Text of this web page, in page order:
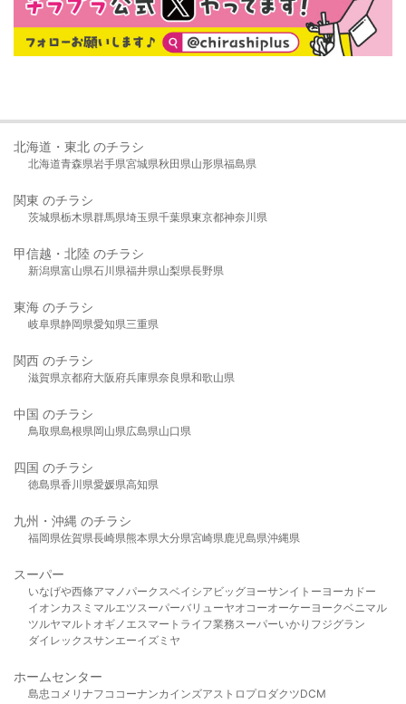
北海道・東北 のチラシ
北海道青森県岩手県宮城県秋田県山形県福島県
関東 のチラシ
茨城県栃木県群馬県埼玉県千葉県東京都神奈川県
甲信越・北陸 のチラシ
新潟県富山県石川県福井県山梨県長野県
東海 のチラシ
岐阜県静岡県愛知県三重県
関西 のチラシ
滋賀県京都府大阪府兵庫県奈良県和歌山県
中国 のチラシ
鳥取県島根県岡山県広島県山口県
四国 のチラシ
徳島県香川県愛媛県高知県
九州・沖縄 のチラシ
福岡県佐賀県長崎県熊本県大分県宮崎県鹿児島県沖縄県
スーパー
いなげや西條アマノパークスベイシア ビッグヨーサンイトーヨーカドー
イオンカスミ マルエツスーパーバリューヤオコーオーケー ヨークベニマル
ツルヤマルト オギノ エスマート ライフ業務スーパーいかり フジグラン
ダイレックスサンエーイズミヤ
ホームセンター
島忠 コメリ ナフコ コーナンカインズアストロプロダクツDCM